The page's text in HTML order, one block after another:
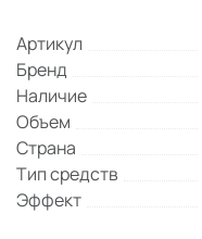
Артикул
Бренд
Наличие
Объем
Страна
Тип средств
Эффект